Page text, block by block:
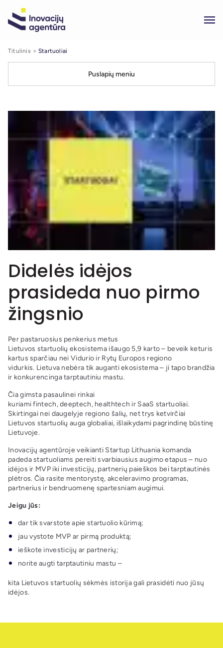
Titulinis Startuoliai
Puslapių meniu
Didelės idėjos
prasideda nuo pirmo
žingsnio
Per pastaruosius penkerius metus
Lietuvos startuolių ekosistema išaugo 5,9 karto – beveik keturis
kartus sparčiau nei Vidurio ir Rytų Europos regiono
vidurkis. Lietuva nebėra tik auganti ekosistema – ji tapo brandžia
ir konkurencinga tarptautiniu mastu.
Čia gimsta pasaulinei rinkai
kuriami fintech, deeptech, healthtech ir SaaS startuoliai.
Skirtingai nei daugelyje regiono šalių, net trys ketvirčiai
Lietuvos startuolių auga globaliai, išlaikydami pagrindinę būstinę
Lietuvoje.
Inovacijų agentūroje veikianti Startup Lithuania komanda
padeda startuoliams pereiti svarbiausius augimo etapus – nuo
idėjos ir MVP iki investicijų, partnerių paieškos bei tarptautinės
plėtros. Čia rasite mentorystę, akceleravimo programas,
partnerius ir bendruomenę spartesniam augimui.
Jeigu jūs:
dar tik svarstote apie startuolio kūrimą;
jau vystote MVP ar pirmą produktą;
ieškote investicijų ar partnerių;
norite augti tarptautiniu mastu –
kita Lietuvos startuolių sėkmės istorija gali prasidėti nuo jūsų
idėjos.